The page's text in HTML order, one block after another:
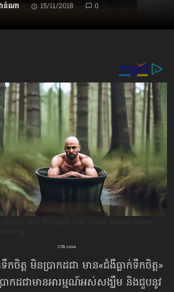
ន់ណា 15/11/2018 0
ត មិនប្រាកដជា មាន«ជំងឺ​ធ្លាក់​ទឹកចិត្ត»​
ាកដជាមានអារម្មណ៍អស់សង្ឃឹម និងជួបនូវ​